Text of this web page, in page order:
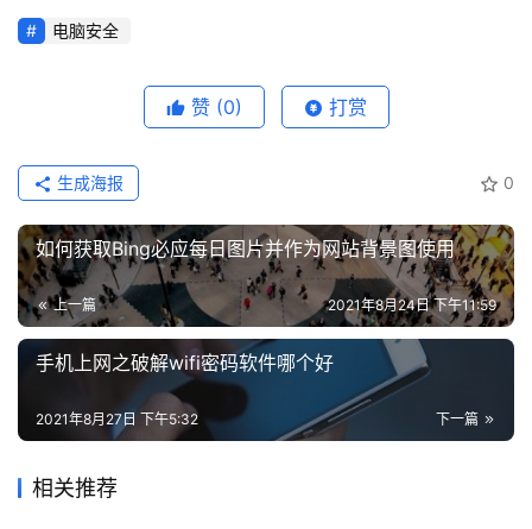
码
热
游
攻
略
知
注册
1、关闭445等端口(其他关联端口如：135、137、139)
口。
2、加强对445等端口(其他关联端口如：135、137、
139)的内部网络区域访问审计，及时发现非授权行为或潜在
的攻击行为。
3、关注操作系统的信息推送，及时更新操作系统补
丁，官方随时会推送关于封锁漏洞的更新。
件应对病毒的“进攻”，需要我们安装并及时更新杀毒软件。
电脑安全
赞 (0) 打赏
0
生成海报
如何获取Bing必应每日图片并作为网站背景图使用
上一篇 2021年8月24日 下午11:59
手机上网之破解wifi密码软件哪个好
下一篇
2021年8月27日 下午5:32
相关推荐